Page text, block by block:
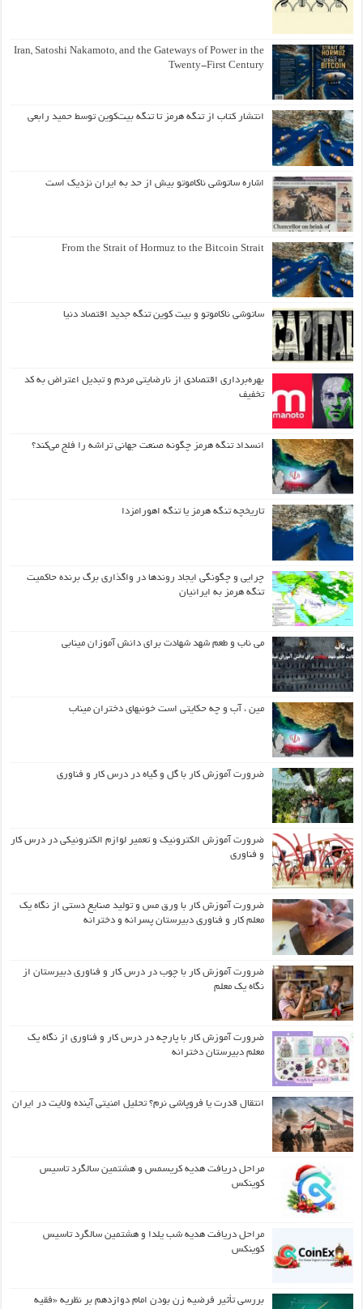
Iran, Satoshi Nakamoto, and the Gateways of Power in the
Twenty-First Century
انتشار کتاب از تنگه هرمز تا تنگه بیت‌کوین توسط حمید رابعی
اشاره ساتوشی ناکاموتو بیش از حد به ایران نزدیک است
From the Strait of Hormuz to the Bitcoin Strait
ساتوشی ناکاموتو و بیت کوین تنگه جدید اقتصاد دنیا
بهره‌برداری اقتصادی از نارضایتی مردم و تبدیل اعتراض به کد
تخفیف
انسداد تنگه هرمز چگونه صنعت جهانی تراشه را فلج می‌کند؟
تاریخچه تنگه هرمز یا تنگه اهورامزدا
چرایی و چگونگی ایجاد روندها در واگذاری برگ برنده حاکمیت
تنگه هرمز به ایرانیان
می ناب و طعم شهد شهادت برای دانش آموزان مینابی
مین ، آب و چه حکایتی است خونبهای دختران میناب
ضرورت آموزش کار با گل و گیاه در درس کار و فناوری
ضرورت آموزش الکترونیک و تعمیر لوازم الکترونیکی در درس کار
و فناوری
ضرورت آموزش کار با ورق مس و تولید صنایع دستی از نگاه یک
معلم کار و فناوری دبیرستان پسرانه و دخترانه
ضرورت آموزش کار با چوب در درس کار و فناوری دبیرستان از
نگاه یک معلم
ضرورت آموزش کار با پارچه در درس کار و فناوری از نگاه یک
معلم دبیرستان دخترانه
انتقال قدرت یا فروپاشی نرم؟ تحلیل امنیتی آینده ولایت در ایران
مراحل دریافت هدیه کریسمس و هشتمین سالگرد تاسیس
کوینکس
مراحل دریافت هدیه شب یلدا و هشتمین سالگرد تاسیس
کوینکس
بررسی تأثیر فرضیه زن بودن امام دوازدهم بر نظریه «فقیه